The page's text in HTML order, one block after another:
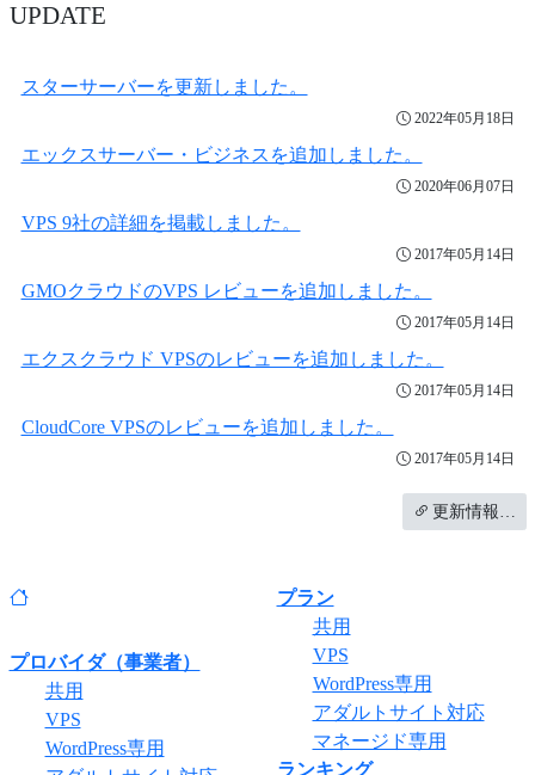
UPDATE
スターサーバーを更新しました。
2022年05月18日
エックスサーバー・ビジネスを追加しました。
2020年06月07日
VPS 9社の詳細を掲載しました。
2017年05月14日
GMOクラウドのVPS レビューを追加しました。
2017年05月14日
エクスクラウド VPSのレビューを追加しました。
2017年05月14日
CloudCore VPSのレビューを追加しました。
2017年05月14日
更新情報…
プロバイダ（事業者）
共用
VPS
WordPress専用
プラン
共用
VPS
WordPress専用
アダルトサイト対応
マネージド専用
ランキング